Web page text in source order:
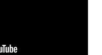
Generation, A/B